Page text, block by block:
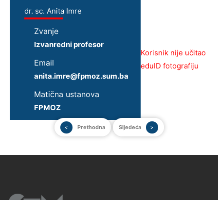
dr. sc. Anita Imre
Zvanje
Izvanredni profesor
Email
anita.imre@fpmoz.sum.ba
Matična ustanova
FPMOZ
Korisnik nije učitao
eduID fotografiju
Prethodna Sljedeća